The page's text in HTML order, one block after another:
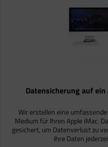
Datensicherung auf
Wir erstellen eine
Medium für Ihren Apple iMac.
gesichert, um Datenverlust zu
Ihre Daten